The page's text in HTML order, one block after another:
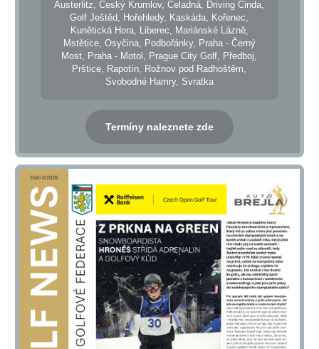
Austerlitz, Český Krumlov, Čeladná, Driving Cinda,
Golf Ještěd, Hořehledy, Kaskáda, Kořenec,
Kunětická Hora, Liberec, Mariánské Lázně,
Mstětice, Osyčina, Podbořánky, Praha - Černý
Most, Praha - Motol, Prague City Golf, Předboj,
Prštice, Rapotín, Rožnov pod Radhoštěm,
Svobodné Hamry, Svratka
Termíny naleznete zde